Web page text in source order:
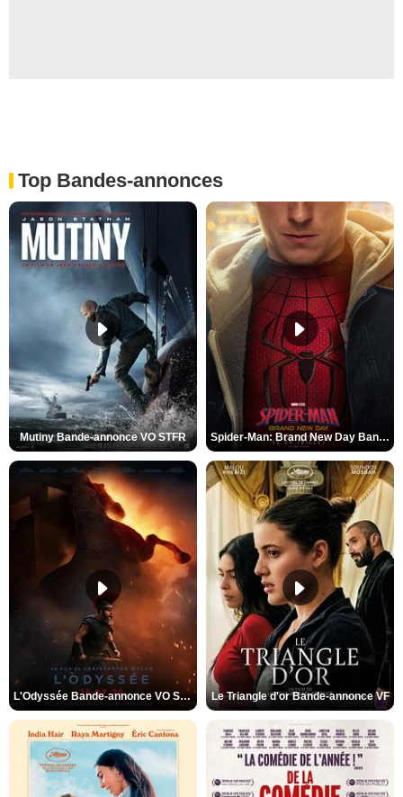
Top Bandes-annonces
Mutiny Bande-annonce VO STFR Spider-Man: Brand New Day Bande-annonce VO STFR
L'Odyssée Bande-annonce VO STFR Le Triangle d'or Bande-annonce VF